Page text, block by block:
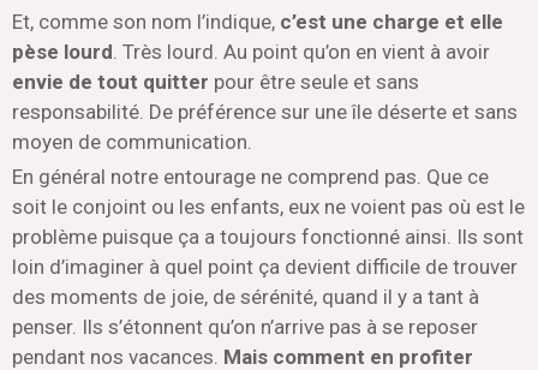
Et, comme son nom l’indique, c’est une charge et elle
pèse lourd . Très lourd. Au point qu’on en vient à avoir
envie de tout quitter pour être seule et sans
responsabilité. De préférence sur une île déserte et sans
moyen de communication.
En général notre entourage ne comprend pas. Que ce
soit le conjoint ou les enfants, eux ne voient pas où est le
problème puisque ça a toujours fonctionné ainsi. Ils sont
loin d’imaginer à quel point ça devient difficile de trouver
des moments de joie, de sérénité, quand il y a tant à
penser. Ils s’étonnent qu’on n’arrive pas à se reposer
pendant nos vacances. Mais comment en profiter